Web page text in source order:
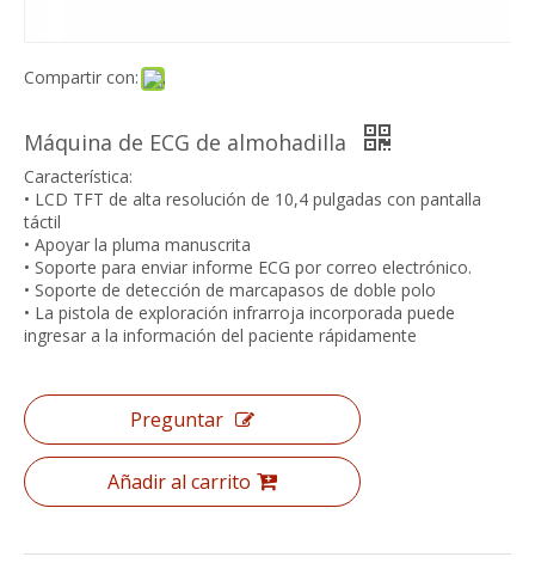
Compartir con:
Máquina de ECG de almohadilla
Característica:
• LCD TFT de alta resolución de 10,4 pulgadas con pantalla
táctil
• Apoyar la pluma manuscrita
• Soporte para enviar informe ECG por correo electrónico.
• Soporte de detección de marcapasos de doble polo
• La pistola de exploración infrarroja incorporada puede
ingresar a la información del paciente rápidamente
Preguntar
Añadir al carrito